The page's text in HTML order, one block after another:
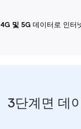
4G 및 5G 데이터로 인터
3단계면 데